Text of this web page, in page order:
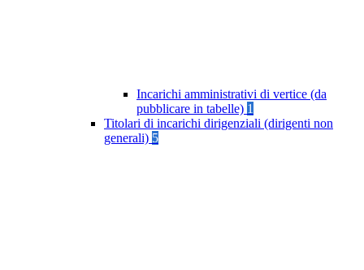
Incarichi amministrativi di vertice (da
pubblicare in tabelle) 1
Titolari di incarichi dirigenziali (dirigenti non
generali) 5